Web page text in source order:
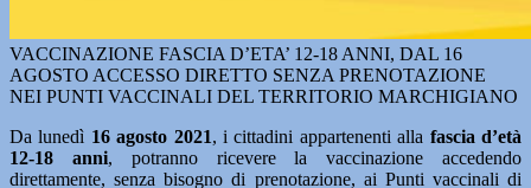
VACCINAZIONE FASCIA D’ETA’ 12-18 ANNI, DAL 16
AGOSTO ACCESSO DIRETTO SENZA PRENOTAZIONE
NEI PUNTI VACCINALI DEL TERRITORIO MARCHIGIANO
Da lunedì 16 agosto 2021, i cittadini appartenenti alla fascia d’età
12-18 anni, potranno ricevere la vaccinazione accedendo
direttamente, senza bisogno di prenotazione, ai Punti vaccinali di